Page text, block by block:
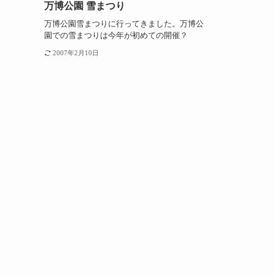
万博公園 雪まつり
万博公園雪まつりに行ってきました。万博公
園での雪まつりは今年が初めての開催？
2007年2月10日